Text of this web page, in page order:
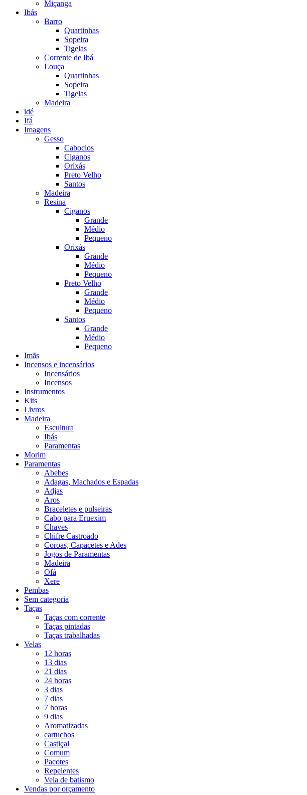
Miçanga
Ibás
Barro
Quartinhas
Sopeira
Tigelas
Corrente de Ibá
Louça
Quartinhas
Sopeira
Tigelas
Madeira
idé
Ifá
Imagens
Gesso
Caboclos
Ciganos
Orixás
Preto Velho
Santos
Madeira
Resina
Ciganos
Grande
Médio
Pequeno
Orixás
Grande
Médio
Pequeno
Preto Velho
Grande
Médio
Pequeno
Santos
Grande
Médio
Pequeno
Imãs
Incensos e incensários
Incensários
Incensos
Instrumentos
Kits
Livros
Madeira
Escultura
Ibás
Paramentas
Morim
Paramentas
Abebes
Adagas, Machados e Espadas
Adjas
Aros
Braceletes e pulseiras
Cabo para Eruexim
Chaves
Chifre Castroado
Coroas, Capacetes e Ades
Jogos de Paramentas
Madeira
Ofá
Xere
Pembas
Sem categoria
Taças
Taças com corrente
Taças pintadas
Taças trabalhadas
Velas
12 horas
13 dias
21 dias
24 horas
3 dias
7 dias
7 horas
9 dias
Aromatizadas
cartuchos
Castiçal
Comum
Pacotes
Repelentes
Vela de batismo
Vendas por orçamento